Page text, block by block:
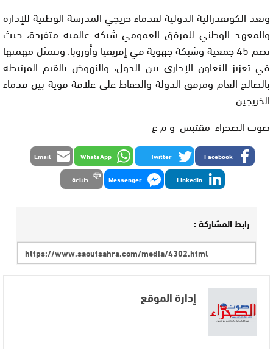
وتعد الكونفدرالية الدولية لقدماء خريجي المدرسة الوطنية للإدارة
والمعهد الوطني للمرفق العمومي شبكة عالمية متفردة، حيث
تضم 45 جمعية وشبكة جهوية في إفريقيا وأوروبا. وتتمثل مهمتها
في تعزيز التعاون الإداري بين الدول، والنهوض بالقيم المرتبطة
بالصالح العام ومرفق الدولة والحفاظ على علاقة قوية بين قدماء
الخريجين
صوت الصحراء مقتبس و م ع
Facebook
Twitter
WhatsApp
Email
LinkedIn
Messenger طباعة
رابط المشاركة :
إدارة الموقع